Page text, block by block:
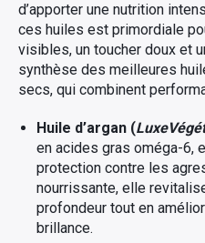
d’apporter une nutrition
ces huiles est primordiale
visibles, un toucher doux et
synthèse des meilleures
secs, qui combinent
Huile d’argan (
en acides gras oméga-6,
protection contre les
nourrissante, elle
profondeur tout en
brillance.